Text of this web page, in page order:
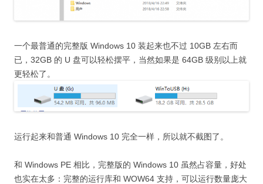
一个最普通的完整版 Windows 10 装起来也不过 10GB 左右而
已，32GB 的 U 盘可以轻松摆平，当然如果是 64GB 级别以上就
更轻松了。
运行起来和普通 Windows 10 完全一样，所以就不截图了。
和 Windows PE 相比，完整版的 Windows 10 虽然占容量，好处
也实在太多：完整的运行库和 WOW64 支持，可以运行数量庞大